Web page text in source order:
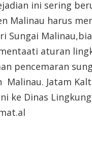
ini sering
Malinau harus
Sungai
aturan
pencemaran
Malinau. Jatam
ke Dinas